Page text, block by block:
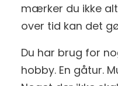
mærker du ikke
over tid kan det
Du har brug for
hobby. En gåtur.